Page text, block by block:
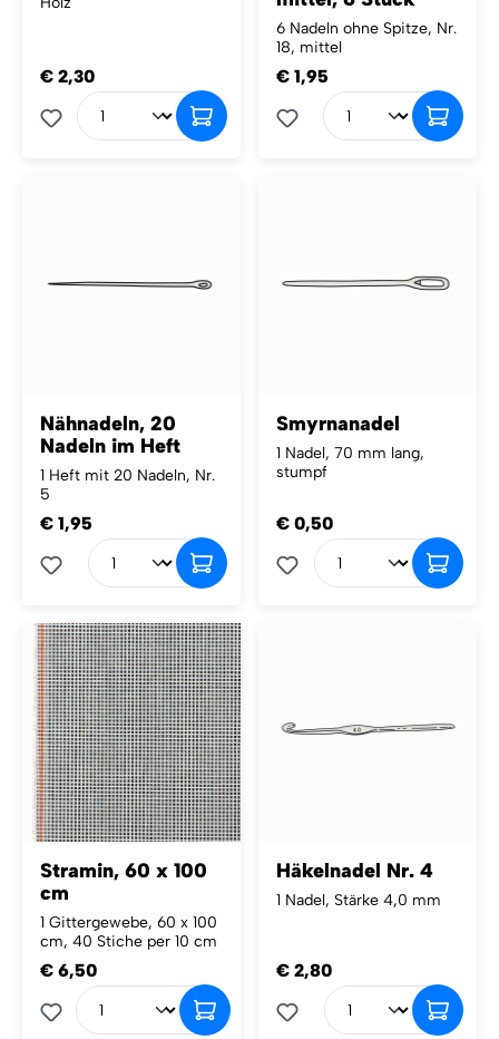
€ 2,30
6 Nadeln ohne Spitze, Nr.
18, mittel
€ 1,95
Nähnadeln, 20
Nadeln im Heft
1 Heft mit 20 Nadeln, Nr.
5
€ 1,95
Smyrnanadel
1 Nadel, 70 mm lang,
stumpf
€ 0,50
Stramin, 60 x 100
cm
1 Gittergewebe, 60 x 100
cm, 40 Stiche per 10 cm
€ 6,50
Häkelnadel Nr. 4
1 Nadel, Stärke 4,0 mm
€ 2,80